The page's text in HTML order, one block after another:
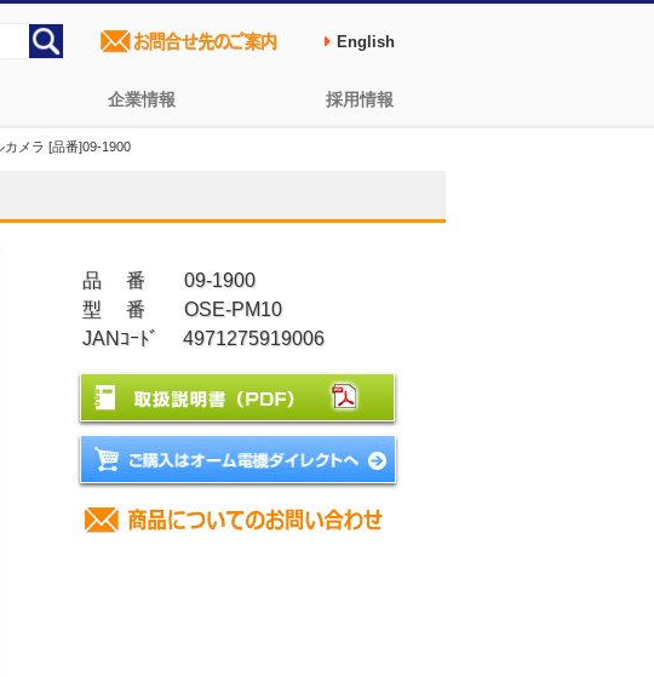
企業情報 採用情報
English
カメラ [品番]09-1900
品 番 09-1900
型 番 OSE-PM10
JANｺｰﾄﾞ 4971275919006